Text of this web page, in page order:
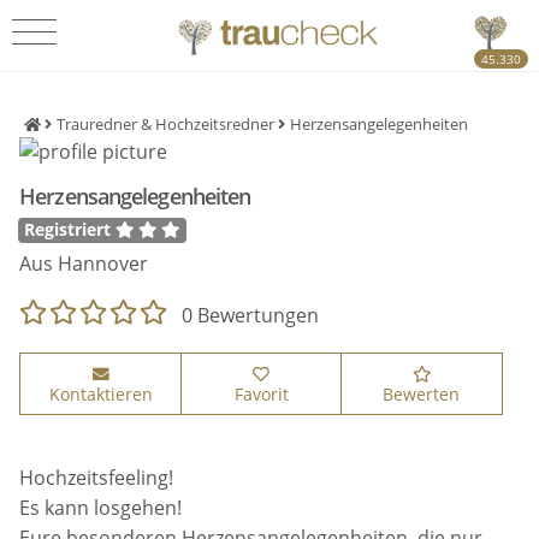
45.330
Trauredner & Hochzeitsredner Herzensangelegenheiten
Herzensangelegenheiten
Registriert
Aus Hannover
0 Bewertungen
Kontaktieren Favorit Bewerten
Hochzeitsfeeling!
Es kann losgehen!